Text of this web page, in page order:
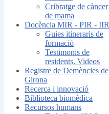
Cribratge de càncer
de mama
Docència MIR - PIR - IIR
Guies itineraris de
formació
Testimonis de
residents. Videos
Registre de Demències de
Girona
Recerca i innovació
Biblioteca biomèdica
Recursos humans